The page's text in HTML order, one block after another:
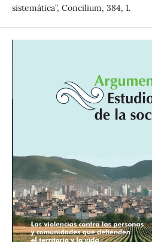
sistemática”, Concilium, 384, 1.